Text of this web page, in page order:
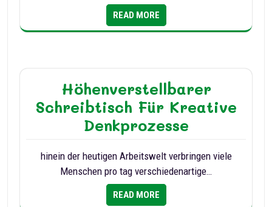
READ MORE
Höhenverstellbarer
Schreibtisch Für Kreative
Denkprozesse
hinein der heutigen Arbeitswelt verbringen viele
Menschen pro tag verschiedenartige…
READ MORE